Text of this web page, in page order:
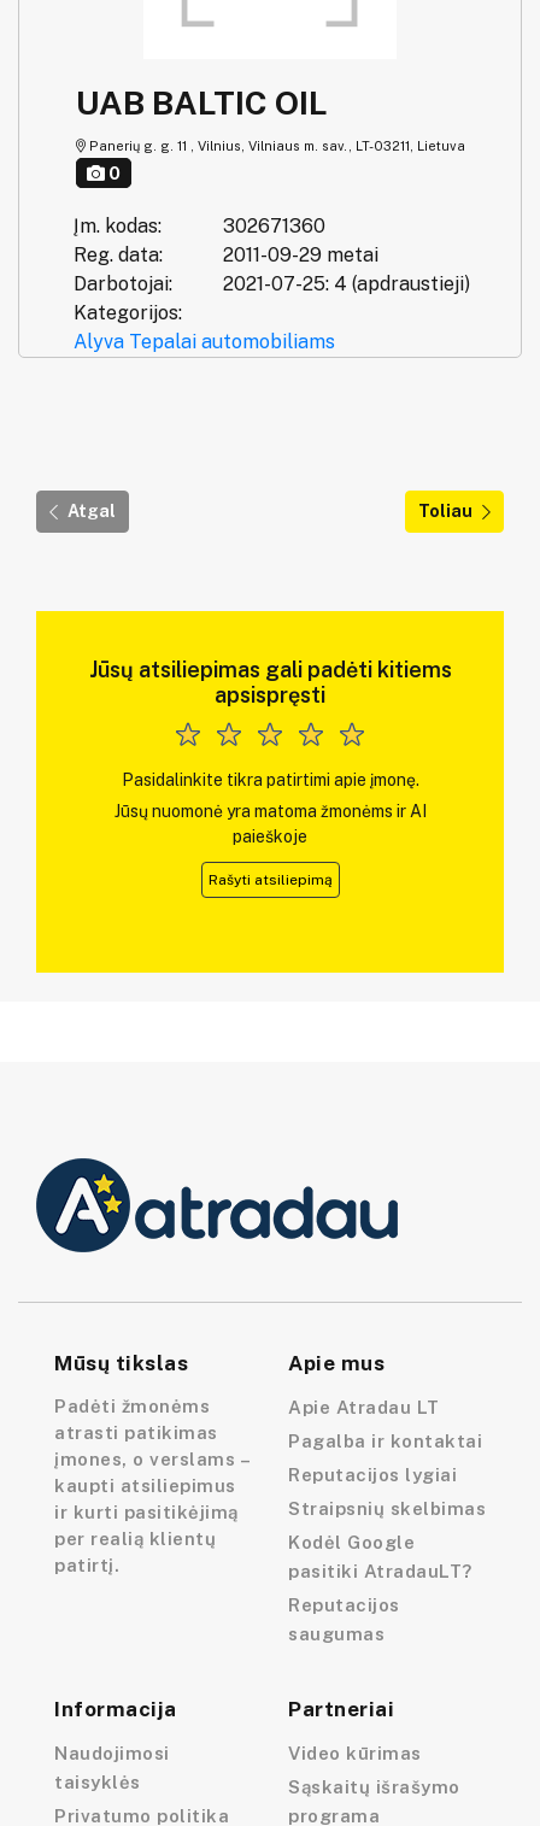
UAB BALTIC OIL
Panerių g. g. 11 , Vilnius, Vilniaus m. sav., LT-03211, Lietuva
0
Įm. kodas:
302671360
Reg. data:
2011-09-29 metai
Darbotojai:
2021-07-25: 4 (apdraustieji)
Kategorijos:
Alyva Tepalai automobiliams
Atgal Toliau
Jūsų atsiliepimas gali padėti kitiems
apsispręsti
Pasidalinkite tikra patirtimi apie įmonę.
Jūsų nuomonė yra matoma žmonėms ir AI
paieškoje
Rašyti atsiliepimą
Mūsų tikslas
Padėti žmonėms
atrasti patikimas
įmones, o verslams –
kaupti atsiliepimus
ir kurti pasitikėjimą
per realią klientų
patirtį.
Apie mus
Apie Atradau LT
Pagalba ir kontaktai
Reputacijos lygiai
Straipsnių skelbimas
Kodėl Google
pasitiki AtradauLT?
Reputacijos
saugumas
Informacija
Naudojimosi
taisyklės
Privatumo politika
Partneriai
Video kūrimas
Sąskaitų išrašymo
programa